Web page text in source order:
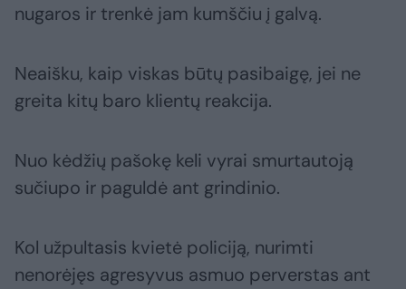
nugaros ir trenkė jam kumščiu į galvą.
Neaišku, kaip viskas būtų pasibaigę, jei ne
greita kitų baro klientų reakcija.
Nuo kėdžių pašokę keli vyrai smurtautoją
sučiupo ir paguldė ant grindinio.
Kol užpultasis kvietė policiją, nurimti
nenorėjęs agresyvus asmuo perverstas ant